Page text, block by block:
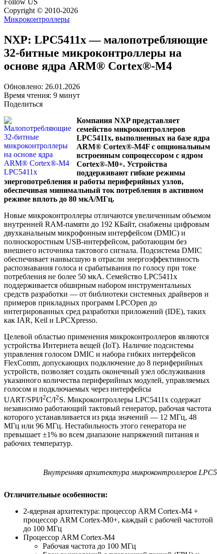
Follow US
Copyright © 2010-2026
Микроконтроллеры
NXP: LPC5411x — малопотребляющие
32-битные микроконтроллеры на
основе ядра ARM® Cortex®-M4
Обновлено: 26.01.2026
Время чтения: 9 минут
Поделиться
Компания NXP представляет
семейство микроконтроллеров
LPC5411x, выполненных на базе ядра
ARM® Cortex®-M4F с опциональным
встроенным сопроцессором с ядром
Cortex®-M0+. Устройства
поддерживают гибкие режимы
энергопотребления и работы периферийных узлов,
обеспечивая минимальный ток потребления в активном
режиме вплоть до 80 мкА/МГц.
Новые микроконтроллеры отличаются увеличенным объемом
внутренней RAM-памяти до 192 КБайт, снабжены цифровым
двухканальным микрофонным интерфейсом (DMIC) и
полноскоростным USB-интерфейсом, работающим без
внешнего источника тактового сигнала. Подсистема DMIC
обеспечивает наивысшую в отрасли энергоэффективность
распознавания голоса и срабатывания по голосу при токе
потребления не более 50 мкА. Семейство LPC5411x
поддерживается обширным набором инструментальных
средств разработки — от библиотеки системных драйверов и
примеров прикладных программ LPCOpen до
интегрированных сред разработки приложений (IDE), таких
как IAR, Keil и LPCXpresso.
Целевой областью применения микроконтроллеров являются
устройства Интернета вещей (IoT). Наличие подсистемы
управления голосом DMIC и набора гибких интерфейсов
FlexComm, допускающих подключение до 8 периферийных
устройств, позволяет создать оконечный узел обслуживания
указанного количества периферийных модулей, управляемых
голосом и подключаемых через интерфейсы
UART/SPI/I2C/I2S. Микроконтроллеры LPC5411x содержат
независимо работающий тактовый генератор, рабочая частота
которого устанавливается из ряда значений — 12 МГц, 48
МГц или 96 МГц. Нестабильность этого генератора не
превышает ±1% во всем диапазоне напряжений питания и
рабочих температур.
Внутренняя архитектура микроконтроллеров
Отличительные особенности:
2-ядерная архитектура: процессор ARM Cortex-M4 +
процессор ARM Cortex-M0+, каждый с рабочей частотой
до 100 МГц
Процессор ARM Cortex-M4
Рабочая частота до 100 МГц